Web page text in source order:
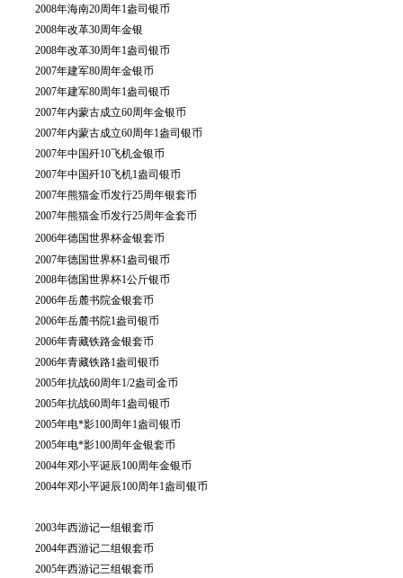
2008年海南20周年1盎司银币
2008年改革30周年金银
2008年改革30周年1盎司银币
2007年建军80周年金银币
2007年建军80周年1盎司银币
2007年内蒙古成立60周年金银币
2007年内蒙古成立60周年1盎司银币
2007年中国歼10飞机金银币
2007年中国歼10飞机1盎司银币
2007年熊猫金币发行25周年银套币
2007年熊猫金币发行25周年金套币
2006年德国世界杯金银套币
2007年德国世界杯1盎司银币
2008年德国世界杯1公斤银币
2006年岳麓书院金银套币
2006年岳麓书院1盎司银币
2006年青藏铁路金银套币
2006年青藏铁路1盎司银币
2005年抗战60周年1/2盎司金币
2005年抗战60周年1盎司银币
2005年电*影100周年1盎司银币
2005年电*影100周年金银套币
2004年邓小平诞辰100周年金银币
2004年邓小平诞辰100周年1盎司银币
2003年西游记一组银套币
2004年西游记二组银套币
2005年西游记三组银套币